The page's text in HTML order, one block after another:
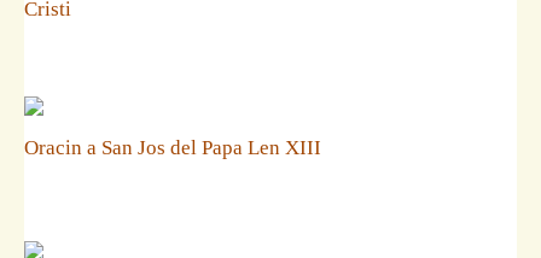
Cristi
Oracin a San Jos del Papa Len XIII